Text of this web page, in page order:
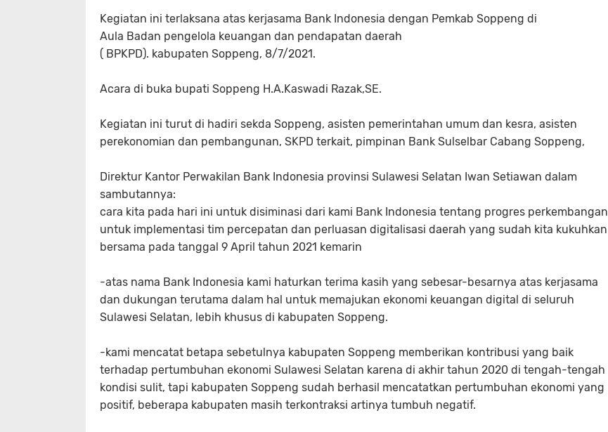
Kegiatan ini terlaksana atas kerjasama Bank Indonesia dengan Pemkab Soppeng di
Aula Badan pengelola keuangan dan pendapatan daerah
( BPKPD). kabupaten Soppeng, 8/7/2021.
Acara di buka bupati Soppeng H.A.Kaswadi Razak,SE.
Kegiatan ini turut di hadiri sekda Soppeng, asisten pemerintahan umum dan kesra, asisten
perekonomian dan pembangunan, SKPD terkait, pimpinan Bank Sulselbar Cabang Soppeng,
Direktur Kantor Perwakilan Bank Indonesia provinsi Sulawesi Selatan Iwan Setiawan dalam
sambutannya:
cara kita pada hari ini untuk disiminasi dari kami Bank Indonesia tentang progres perkembangan
untuk implementasi tim percepatan dan perluasan digitalisasi daerah yang sudah kita kukuhkan
bersama pada tanggal 9 April tahun 2021 kemarin
-atas nama Bank Indonesia kami haturkan terima kasih yang sebesar-besarnya atas kerjasama
dan dukungan terutama dalam hal untuk memajukan ekonomi keuangan digital di seluruh
Sulawesi Selatan, lebih khusus di kabupaten Soppeng.
-kami mencatat betapa sebetulnya kabupaten Soppeng memberikan kontribusi yang baik
terhadap pertumbuhan ekonomi Sulawesi Selatan karena di akhir tahun 2020 di tengah-tengah
kondisi sulit, tapi kabupaten Soppeng sudah berhasil mencatatkan pertumbuhan ekonomi yang
positif, beberapa kabupaten masih terkontraksi artinya tumbuh negatif.